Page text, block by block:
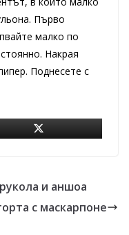
Първо
малко по
Накрая
Поднесете с
и аншоа
с маскарпоне